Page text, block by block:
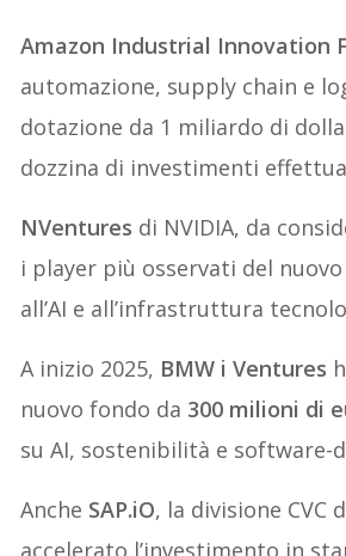
Amazon Industrial Innovation
automazione, supply chain e
dotazione da 1 miliardo di
dozzina di investimenti
NVentures di NVIDIA, da
i player più osservati del nuovo
all’AI e all’infrastruttura
A inizio 2025, BMW i Ventures
nuovo fondo da 300 milioni di
su AI, sostenibilità e software-
Anche SAP.iO, la divisione CVC